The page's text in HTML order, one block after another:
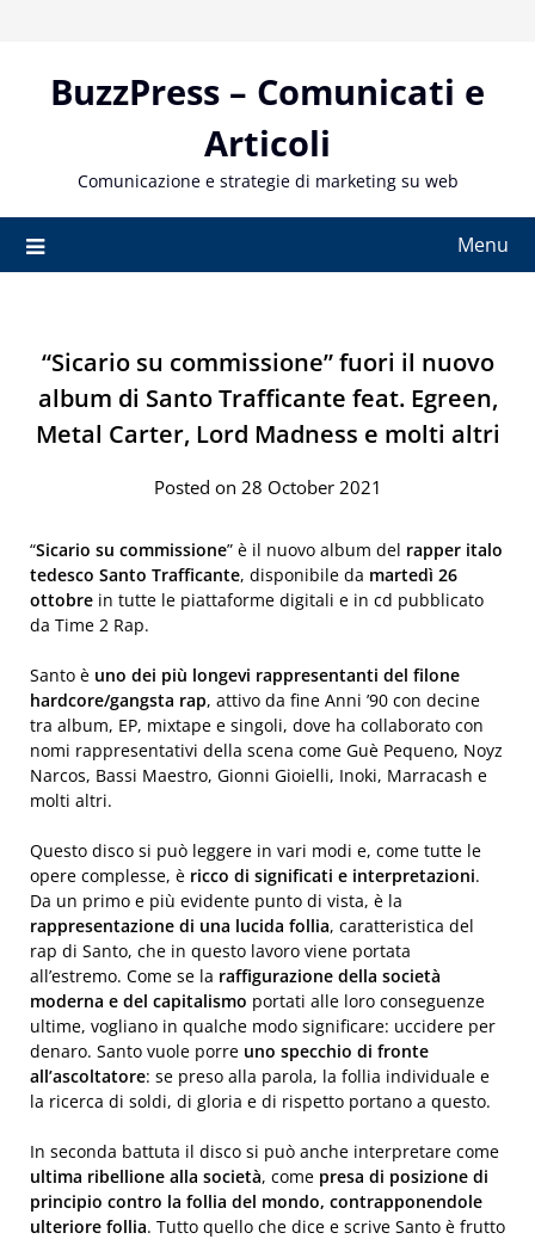
contentBuzzPress – Comunicati e
Articoli
Comunicazione e strategie di marketing su web
Menu
“Sicario su commissione” fuori il nuovo
album di Santo Trafficante feat. Egreen,
Metal Carter, Lord Madness e molti altri
Posted on 28 October 2021
“Sicario su commissione” è il nuovo album del rapper italo
tedesco Santo Trafficante, disponibile da martedì 26
ottobre in tutte le piattaforme digitali e in cd pubblicato
da Time 2 Rap.
Santo è uno dei più longevi rappresentanti del filone
hardcore/gangsta rap, attivo da fine Anni ’90 con decine
tra album, EP, mixtape e singoli, dove ha collaborato con
nomi rappresentativi della scena come Guè Pequeno, Noyz
Narcos, Bassi Maestro, Gionni Gioielli, Inoki, Marracash e
molti altri.
Questo disco si può leggere in vari modi e, come tutte le
opere complesse, è ricco di significati e interpretazioni.
Da un primo e più evidente punto di vista, è la
rappresentazione di una lucida follia, caratteristica del
rap di Santo, che in questo lavoro viene portata
all’estremo. Come se la raffigurazione della società
moderna e del capitalismo portati alle loro conseguenze
ultime, vogliano in qualche modo significare: uccidere per
denaro. Santo vuole porre uno specchio di fronte
all’ascoltatore: se preso alla parola, la follia individuale e
la ricerca di soldi, di gloria e di rispetto portano a questo.
In seconda battuta il disco si può anche interpretare come
ultima ribellione alla società, come presa di posizione di
principio contro la follia del mondo, contrapponendole
ulteriore follia. Tutto quello che dice e scrive Santo è frutto